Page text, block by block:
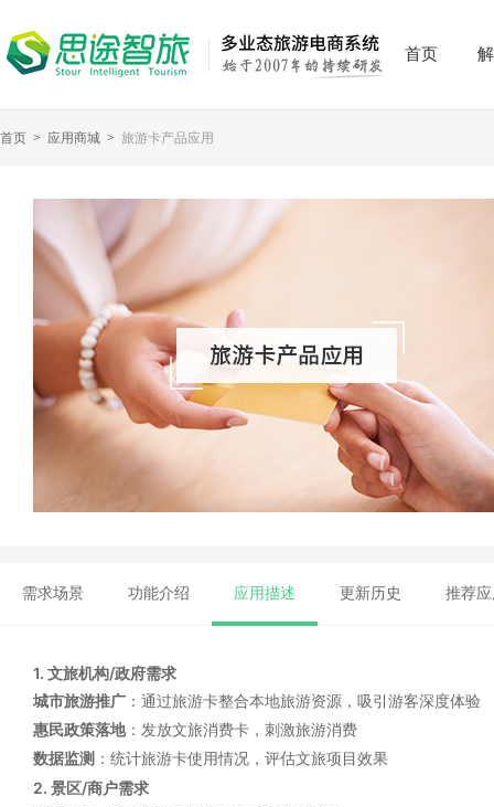
首页
首页 > 应用商城 > 旅游卡产品应用
需求场景 功能介绍 应用描述 更新历史 推荐
1. 文旅机构/政府需求
城市旅游推广 ：通过旅游卡整合本地旅游资源，吸引游客深度体验
惠民政策落地：发放文旅消费卡，刺激旅游消费
数据监测 ：统计旅游卡使用情况，评估文旅项目效果
2. 景区/商户需求